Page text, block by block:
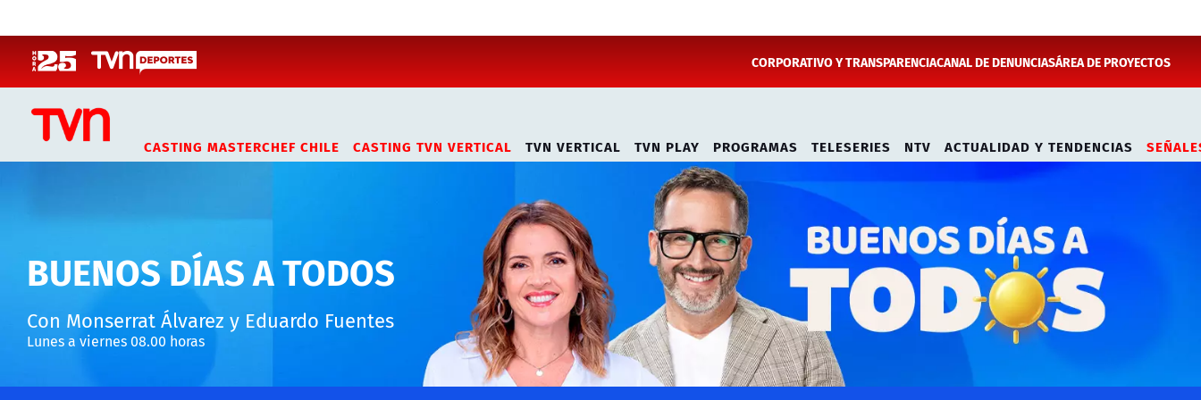
CORPORATIVO Y TRANSPARENCIACANAL DE DENUNCIASÁREA DE PROYECTOS
CASTING MASTERCHEF CHILE CASTING TVN VERTICAL TVN VERTICAL TVN PLAY PROGRAMAS TELESERIES NTV ACTUALIDAD Y TENDENCIAS
BUENOS DÍAS A TODOS
Con Monserrat Álvarez y Eduardo Fuentes
Lunes a viernes 08.00 horas